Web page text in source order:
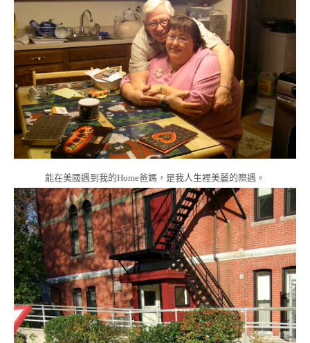
能在美國遇到我的Home爸媽，是我人生裡美麗的際遇。